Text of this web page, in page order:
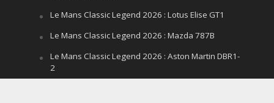
Le Mans Classic Legend 2026 : Lotus Elise GT1
Le Mans Classic Legend 2026 : Mazda 787B
Le Mans Classic Legend 2026 : Aston Martin DBR1-
2